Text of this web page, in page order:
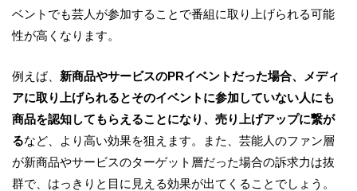
ベントでも芸人が参加することで番組に取り上げられる可能
性が高くなります。
例えば、 新商品やサービスのPRイベントだった場合、メディ
アに取り上げられるとそのイベントに参加していない人にも
商品を認知してもらえることになり、売り上げアップに繋が
るなど、より高い効果を狙えます。また、芸能人のファン層
が新商品やサービスのターゲット層だった場合の訴求力は抜
群で、はっきりと目に見える効果が出てくることでしょう。